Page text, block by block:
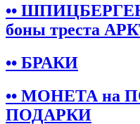
•• ШПИЦБЕРГЕН
боны треста
•• БРАКИ
•• МОНЕТА на
ПОДАРКИ